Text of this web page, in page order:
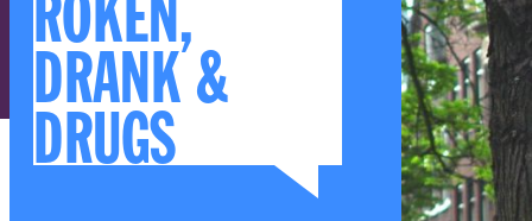
ROKEN,
DRANK &
DRUGS